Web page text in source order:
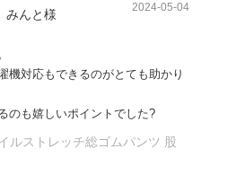
みんと様 2024-05-04
機対応もできるのがとても助かり
のも嬉しいポイントでした?
ルストレッチ総ゴムパンツ 股